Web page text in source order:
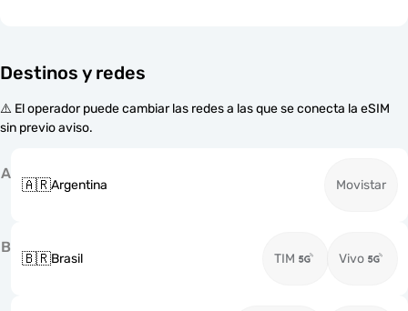
Destinos y redes
⚠️ El operador puede cambiar las redes a las que se conecta la eSIM
sin previo aviso.
A
🇦🇷Argentina Movistar
B
🇧🇷Brasil TIM Vivo